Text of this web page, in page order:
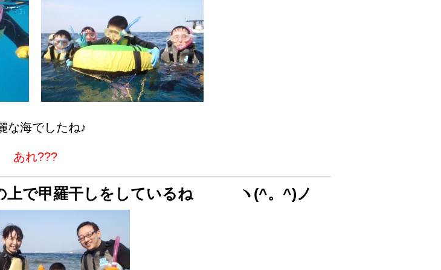
な海でしたね♪
あれ???
の上で甲羅干しをしているね ヽ(^。^)ノ